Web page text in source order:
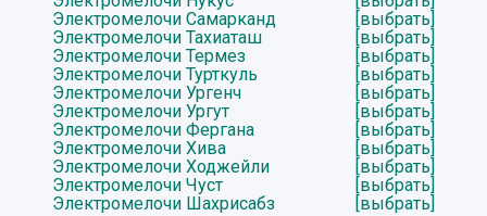
Электромелочи Самарканд
[выбрать]
Электромелочи Тахиаташ
[выбрать]
Электромелочи Термез
[выбрать]
Электромелочи Турткуль
[выбрать]
Электромелочи Ургенч
[выбрать]
Электромелочи Ургут
[выбрать]
Электромелочи Фергана
[выбрать]
Электромелочи Хива
[выбрать]
Электромелочи Ходжейли
[выбрать]
Электромелочи Чуст
[выбрать]
Электромелочи Шахрисабз
[выбрать]